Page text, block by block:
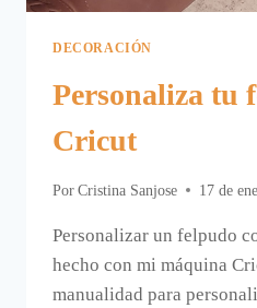
DECORACIÓN
Personaliza tu
Cricut
Por Cristina Sanjose 17 de
Personalizar un felpudo
hecho con mi máquina
manualidad para